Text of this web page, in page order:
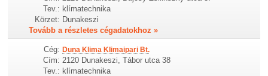
Tev.: klímatechnika
Körzet: Dunakeszi
Tovább a részletes cégadatokhoz »
Cég: Duna Klima Klimaipari Bt.
Cím: 2120 Dunakeszi, Tábor utca 38
Tev.: klímatechnika